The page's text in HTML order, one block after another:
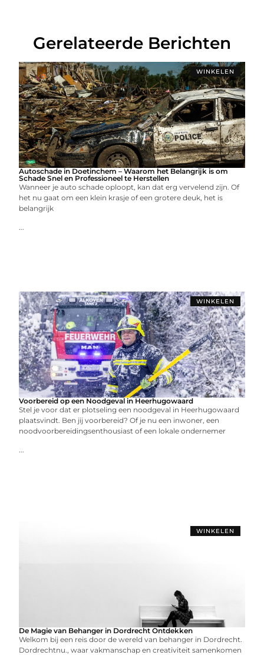
Gerelateerde Berichten
WINKELEN
Autoschade in Doetinchem – Waarom het Belangrijk is om
Schade Snel en Professioneel te Herstellen
Wanneer je auto schade oploopt, kan dat erg vervelend zijn. Of
het nu gaat om een klein krasje of een grotere deuk, het is
belangrijk
...
WINKELEN
Voorbereid op een Noodgeval in Heerhugowaard
Stel je voor dat er plotseling een noodgeval in Heerhugowaard
plaatsvindt. Ben jij voorbereid? Of je nu een inwoner, een
noodvoorbereidingsenthousiast of een lokale ondernemer
...
WINKELEN
De Magie van Behanger in Dordrecht Ontdekken
Welkom bij een reis door de wereld van behanger in Dordrecht.
Dordrechtnu., waar vakmanschap en creativiteit samenkomen